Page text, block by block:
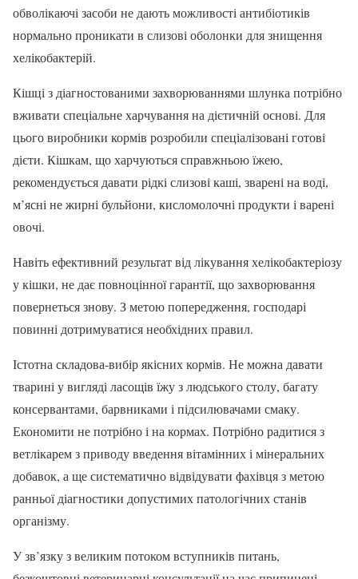
обволікаючі засоби не дають можливості антибіотиків
нормально проникати в слизові оболонки для знищення
хелікобактерій.
Кішці з діагностованими захворюваннями шлунка потрібно
вживати спеціальне харчування на дієтичній основі. Для
цього виробники кормів розробили спеціалізовані готові
дієти. Кішкам, що харчуються справжньою їжею,
рекомендується давати рідкі слизові каші, зварені на воді,
м’ясні не жирні бульйони, кисломолочні продукти і варені
овочі.
Навіть ефективний результат від лікування хелікобактеріозу
у кішки, не дає повноцінної гарантії, що захворювання
повернеться знову. З метою попередження, господарі
повинні дотримуватися необхідних правил.
Істотна складова-вибір якісних кормів. Не можна давати
тварині у вигляді ласощів їжу з людського столу, багату
консервантами, барвниками і підсилювачами смаку.
Економити не потрібно і на кормах. Потрібно радитися з
ветлікарем з приводу введення вітамінних і мінеральних
добавок, а ще систематично відвідувати фахівця з метою
ранньої діагностики допустимих патологічних станів
організму.
У зв’язку з великим потоком вступників питань,